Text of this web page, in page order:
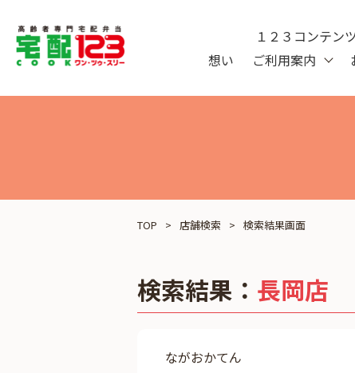
想い ご利用案内
１２３コンテン
TOP 店舗検索 検索結果画面
検索結果： 長岡店
ながおかてん